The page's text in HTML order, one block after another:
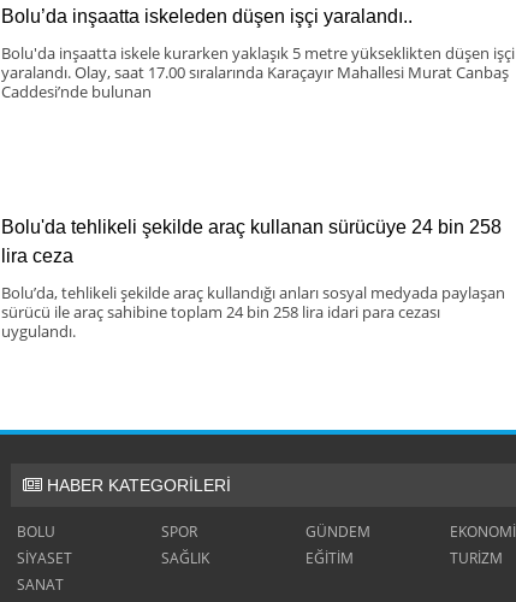
Bolu’da inşaatta iskeleden düşen işçi yaralandı..
Bolu'da inşaatta iskele kurarken yaklaşık 5 metre yükseklikten düşen işçi
yaralandı. Olay, saat 17.00 sıralarında Karaçayır Mahallesi Murat Canbaş
Caddesi’nde bulunan
Bolu'da tehlikeli şekilde araç kullanan sürücüye 24 bin 258
lira ceza
Bolu’da, tehlikeli şekilde araç kullandığı anları sosyal medyada paylaşan
sürücü ile araç sahibine toplam 24 bin 258 lira idari para cezası
uygulandı.
HABER KATEGORİLERİ
BOLU SPOR GÜNDEM
EKONOMİ
SİYASET
SAĞLIK EĞİTİM
TURİZM
SANAT